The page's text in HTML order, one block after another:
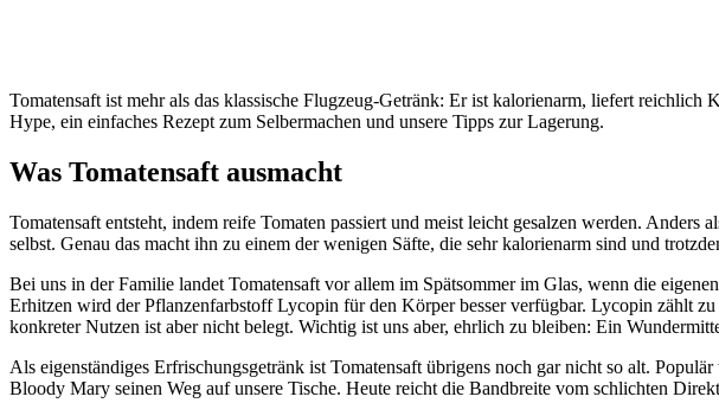
Tomatensaft ist mehr als das klassische Flugzeug-Getränk: Er ist kalorienarm, liefert
Hype, ein einfaches Rezept zum Selbermachen und unsere Tipps zur Lagerung.
Was Tomatensaft ausmacht
Tomatensaft entsteht, indem reife Tomaten passiert und meist leicht gesalzen werden.
selbst. Genau das macht ihn zu einem der wenigen Säfte, die sehr kalorienarm sind und
Bei uns in der Familie landet Tomatensaft vor allem im Spätsommer im Glas, wenn die
Erhitzen wird der Pflanzenfarbstoff Lycopin für den Körper besser verfügbar. Lycopin zählt
konkreter Nutzen ist aber nicht belegt. Wichtig ist uns aber, ehrlich zu bleiben: Ein
Als eigenständiges Erfrischungsgetränk ist Tomatensaft übrigens noch gar nicht so alt.
Bloody Mary seinen Weg auf unsere Tische. Heute reicht die Bandbreite vom schlichten